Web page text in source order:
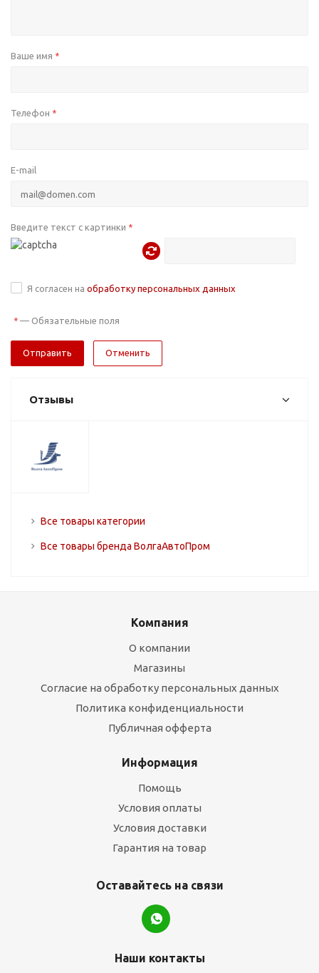
Ваше имя *
Телефон *
E-mail
Введите текст с картинки *
Я согласен на обработку персональных данных
* — Обязательные поля
Отменить
Отзывы
Все товары категории
Все товары бренда ВолгаАвтоПром
Компания
О компании
Магазины
Согласие на обработку персональных данных
Политика конфиденциальности
Публичная офферта
Информация
Помощь
Условия оплаты
Условия доставки
Гарантия на товар
Оставайтесь на связи
Наши контакты